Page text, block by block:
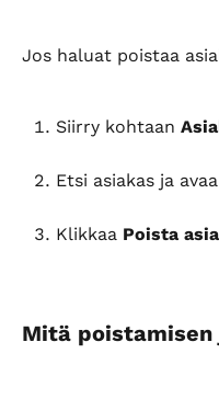
Jos haluat poistaa
Siirry kohtaan
Etsi asiakas ja
Klikkaa Poista
Mitä